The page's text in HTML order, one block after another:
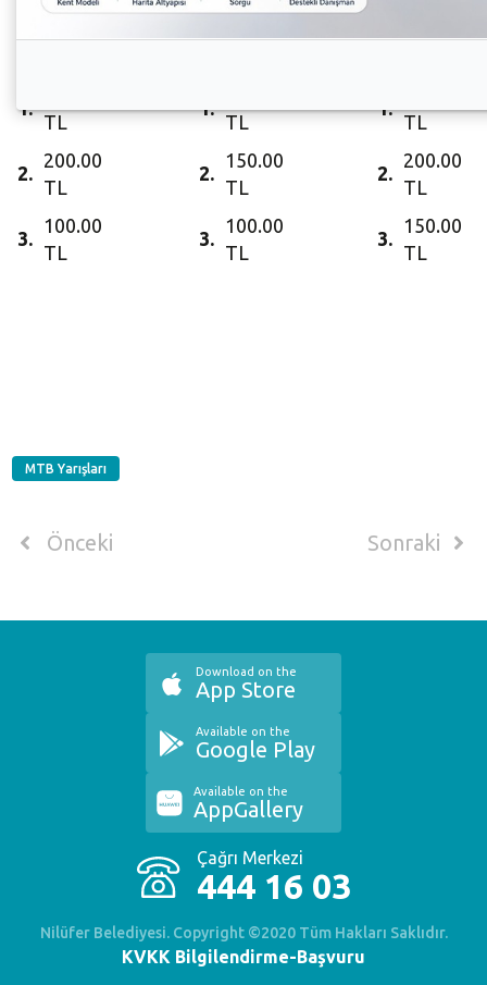
1.
TL
1.
TL
1.
TL
2.
200.00
TL
2.
150.00
TL
2.
200.00
TL
3.
100.00
TL
3.
100.00
TL
3.
150.00
TL
MTB Yarışları
Önceki Sonraki
Çağrı Merkezi
444 16 03
Nilüfer Belediyesi. Copyright ©2020 Tüm Hakları Saklıdır.
KVKK Bilgilendirme-Başvuru
Download on the
App Store
Available on the
Google Play
Available on the
AppGallery